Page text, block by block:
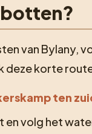
van Bylany,
deze korte
ten
volg het